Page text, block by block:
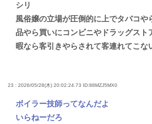
シリ
風俗嬢の立場が圧倒的に上でタバコや
品やら買いにコンビニやドラッグスト
暇なら客引きやらされて客連れてこな
23 : 2026/05/28(木) 20:02:24.73 ID:88MZJ5MX0
ボイラー技師ってなんだよ
いらねーだろ